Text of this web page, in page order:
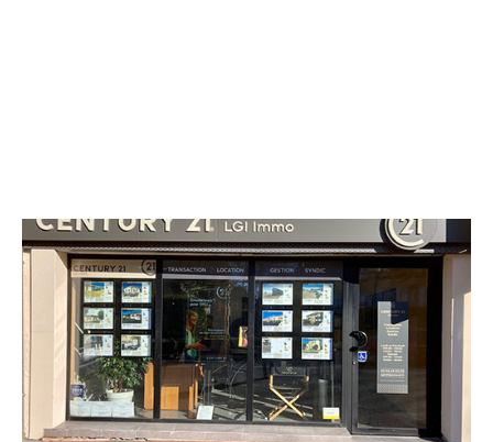
CENTURY 21 LGI Immo
42 bis Cours des Fossés
LANGON - 33210
Envoyer un message